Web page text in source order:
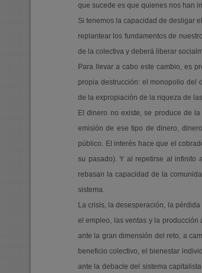
que sucede es que quienes nos han
Si tenemos la capacidad de desligar
replantear los fundamentos de
de la colectiva y deberá liberar
Para llevar a cabo este cambio, es
propia destrucción: el monopolio del
de la expropiación de la riqueza de
El dinero no existe, se produce de
emisión de ese tipo de dinero,
público. El interés hace que el
su pasado). Y al repetirse al infinito
rebasan la capacidad de la
sistema.
La crisis, la desesperación, la
el empleo, las ventas y la
ante la gran dimensión del reto, a
beneficio colectivo, el bienestar
ante la debacle del sistema